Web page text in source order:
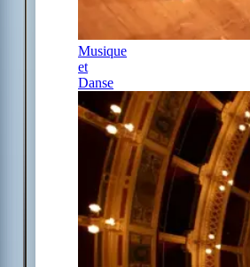
Musique
et
Danse